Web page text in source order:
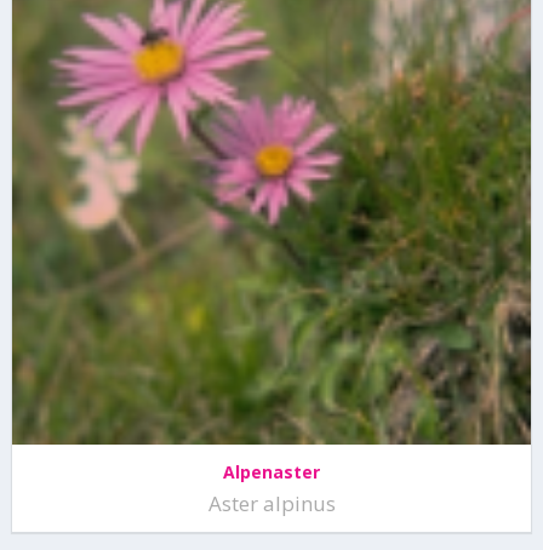
Alpenaster
Aster alpinus